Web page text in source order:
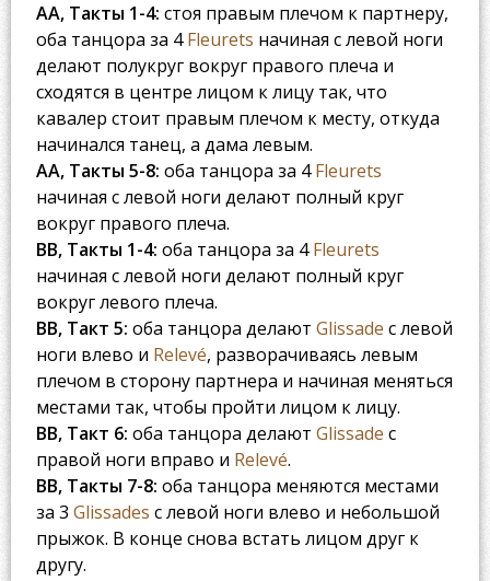
AA, Такты 1-4: стоя правым плечом к партнеру,
оба танцора за 4Fleurets начиная с левой ноги
делают полукруг вокруг правого плеча и
сходятся в центре лицом к лицу так, что
кавалер стоит правым плечом к месту, откуда
начинался танец, а дама левым.
AA, Такты 5-8: оба танцора за 4Fleurets
начиная с левой ноги делают полный круг
вокруг правого плеча.
BB, Такты 1-4: оба танцора за 4Fleurets
начиная с левой ноги делают полный круг
вокруг левого плеча.
BB, Такт 5: оба танцора делают Glissade с левой
ноги влево и Relevé, разворачиваясь левым
плечом в сторону партнера и начиная меняться
местами так, чтобы пройти лицом к лицу.
BB, Такт 6: оба танцора делают Glissade с
правой ноги вправо и Relevé.
BB, Такты 7-8: оба танцора меняются местами
за 3 Glissades с левой ноги влево и небольшой
прыжок. В конце снова встать лицом друг к
другу.